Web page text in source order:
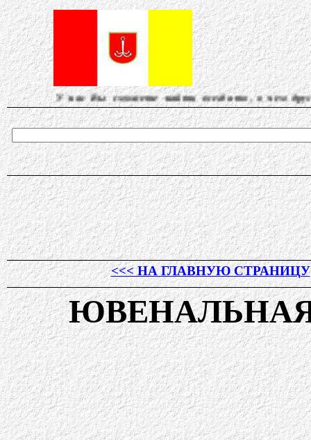
Вы сможете найти всегда то, о чем другие
<<< НА ГЛАВНУЮ СТРАНИЦУ